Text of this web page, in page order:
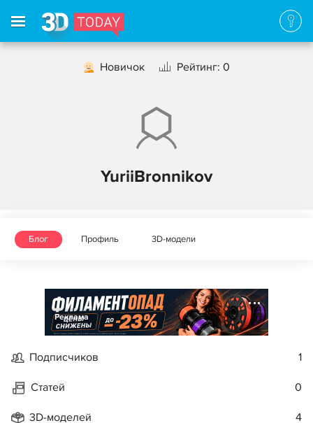
Новичок Рейтинг: 0
YuriiBronnikov
Блог Профиль 3D-модели
Реклама
Подписчиков 1
Статей 0
3D-моделей 4